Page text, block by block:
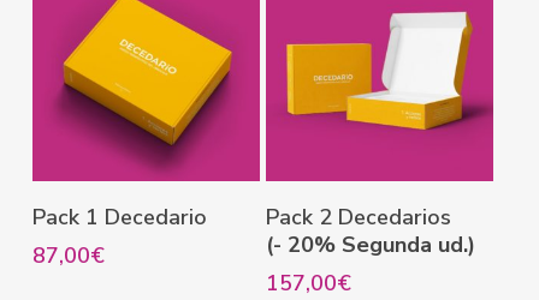
Seleccionar Opciones
Pack 1 Decedario
87,00€
Seleccionar Opciones
producto
tiene
Pack 2 Decedarios
(- 20% Segunda ud.)
157,00€